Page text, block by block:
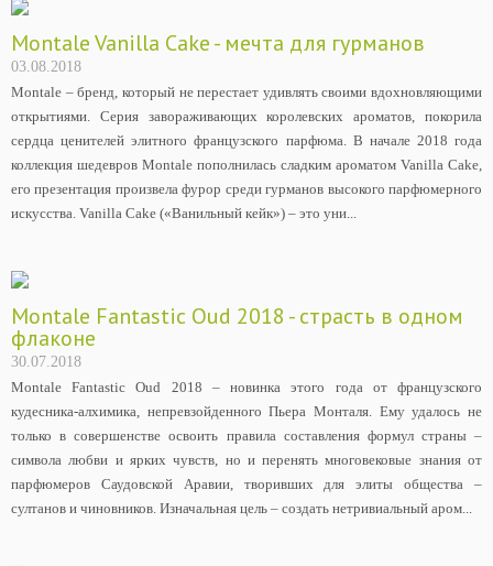
Montale Vanilla Cake - мечта для гурманов
03.08.2018
Montale – бренд, который не перестает удивлять своими вдохновляющими
открытиями. Серия завораживающих королевских ароматов, покорила
сердца ценителей элитного французского парфюма. В начале 2018 года
коллекция шедевров Montale пополнилась сладким ароматом Vanilla Cake,
его презентация произвела фурор среди гурманов высокого парфюмерного
искусства. Vanilla Cake («Ванильный кейк») – это уни...
Montale Fantastic Oud 2018 - страсть в одном
флаконе
30.07.2018
Montale Fantastic Oud 2018 – новинка этого года от французского
кудесника-алхимика, непревзойденного Пьера Монталя. Ему удалось не
только в совершенстве освоить правила составления формул страны –
символа любви и ярких чувств, но и перенять многовековые знания от
парфюмеров Саудовской Аравии, творивших для элиты общества –
султанов и чиновников. Изначальная цель – создать нетривиальный аром...